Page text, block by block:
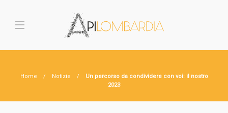
Home Notizie
Un percorso da condividere con voi: il nostro
2023